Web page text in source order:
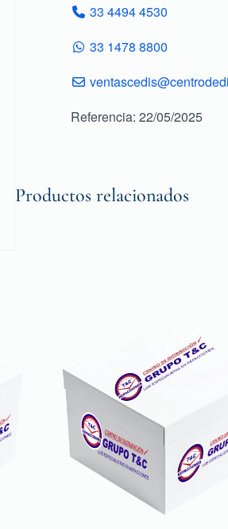
33 4494 4530
33 1478 8800
Referencia: 22/05/2025
Productos relacionados